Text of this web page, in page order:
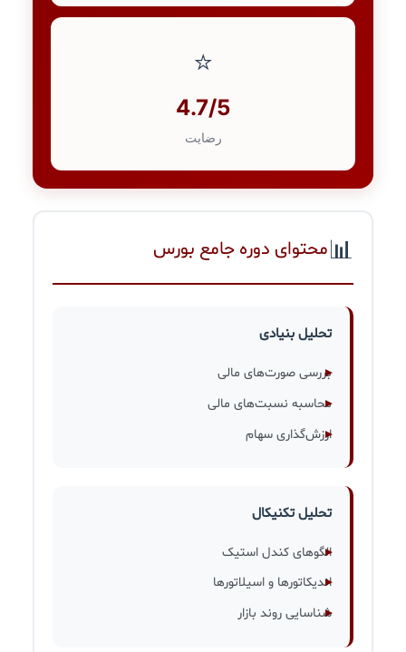
⭐
4.7/5
رضایت
📊محتوای دوره جامع بورس
تحلیل بنیادی
بررسی صورت‌های مالی
محاسبه نسبت‌های مالی
ارزش‌گذاری سهام
تحلیل تکنیکال
الگوهای کندل استیک
اندیکاتورها و اسیلاتورها
شناسایی روند بازار